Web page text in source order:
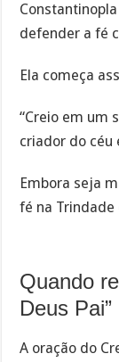
defender a fé
Ela começa
“Creio em um
criador do
Embora seja
fé na Trindade
Quando
Deus Pai”
A oração do